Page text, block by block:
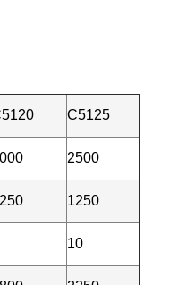
C5125
2500
1250
10